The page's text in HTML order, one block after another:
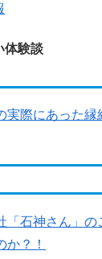
体験談
実際にあった縁
「石神さん」
か？！